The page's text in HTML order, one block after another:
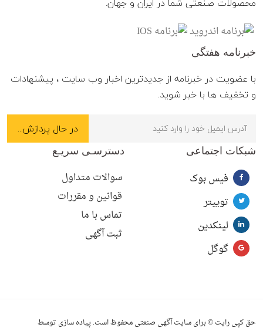
خبرنامه هفتگی
با عضویت در خبرنامه از جدیدترین اخبار وب سایت ، پیشنهادات
و تخفیف ها با خبر شوید.
شبکات اجتماعی
فیس بوک
توییتر
لینکدین
گوگل
دسترسـی سریـع
سوالات متداول
قوانین و مقررات
تماس با ما
ثبت آگهی
حق کپی رایت © برای سایت آگهی صنعتی محفوظ است. پیاده سازی توسط